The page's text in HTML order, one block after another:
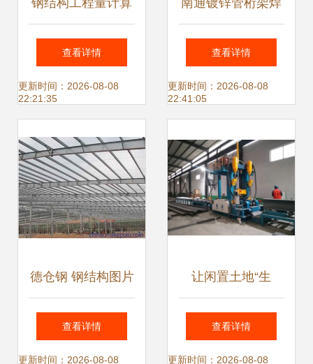
钢结构工程量计算
方法及规则与网架
展开面积计算详解
查看详情
更新时间：2026-08-08
22:21:35
南通镀锌管桁架焊
接与专业非标钢结
构件加工的领军者
查看详情
更新时间：2026-08-08
22:41:05
德仓钢 钢结构图片
大观，展现工业之
美与建筑之魂
查看详情
更新时间：2026-08-08
让闲置土地“生
金”——冶源镇荣源
钢结构借力“腾笼换
查看详情
更新时间：2026-08-08